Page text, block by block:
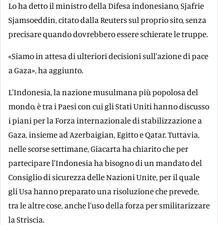
Lo ha detto il ministro della Difesa indonesiano, Sjafrie
Sjamsoeddin, citato dalla Reuters sul proprio sito, senza
precisare quando dovrebbero essere schierate le truppe.
«Siamo in attesa di ulteriori decisioni sull'azione di pace
a Gaza», ha aggiunto.
L'Indonesia, la nazione musulmana più popolosa del
mondo, è tra i Paesi con cui gli Stati Uniti hanno discusso
i piani per la Forza internazionale di stabilizzazione a
Gaza, insieme ad Azerbaigian, Egitto e Qatar. Tuttavia,
nelle scorse settimane, Giacarta ha chiarito che per
partecipare l'Indonesia ha bisogno di un mandato del
Consiglio di sicurezza delle Nazioni Unite, per il quale
gli Usa hanno preparato una risoluzione che prevede,
tra le altre cose, anche l'uso della forza per smilitarizzare
la Striscia.